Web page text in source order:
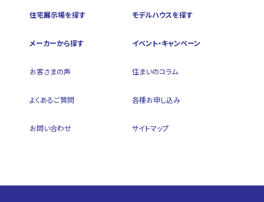
住宅展示場を探す モデルハウスを探す
メーカーから探す イベント・キャンペーン
お客さまの声 住まいのコラム
よくあるご質問 各種お申し込み
お問い合わせ サイトマップ